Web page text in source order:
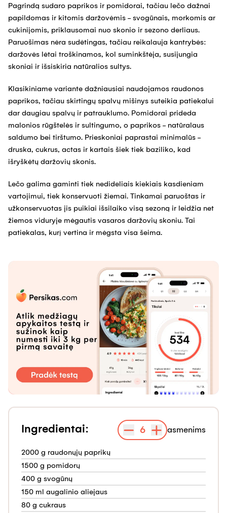
Pagrindą sudaro paprikos ir pomidorai, tačiau lečo dažnai
papildomas ir kitomis daržovėmis - svogūnais, morkomis ar
cukinijomis, priklausomai nuo skonio ir sezono derliaus.
Paruošimas nėra sudėtingas, tačiau reikalauja kantrybės:
daržovės lėtai troškinamos, kol suminkštėja, susijungia
skoniai ir išsiskiria natūralios sultys.
Klasikiniame variante dažniausiai naudojamos raudonos
paprikos, tačiau skirtingų spalvų mišinys suteikia patiekalui
dar daugiau spalvų ir patrauklumo. Pomidorai prideda
malonios rūgštelės ir sultingumo, o paprikos - natūralaus
saldumo bei tirštumo. Prieskoniai paprastai minimalūs -
druska, cukrus, actas ir kartais šiek tiek baziliko, kad
išryškėtų daržovių skonis.
Lečo galima gaminti tiek nedideliais kiekiais kasdieniam
vartojimui, tiek konservuoti žiemai. Tinkamai paruoštas ir
užkonservuotas jis puikiai išsilaiko visą sezoną ir leidžia net
žiemos viduryje mėgautis vasaros daržovių skoniu. Tai
patiekalas, kurį vertina ir mėgsta visa šeima.
Ingredientai: 6 asmenims
2000 g raudonųjų paprikų
1500 g pomidorų
400 g svogūnų
150 ml augalinio aliejaus
80 g cukraus